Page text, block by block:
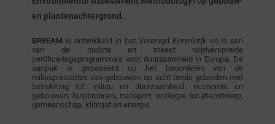
BREEAMis ontwikkeld in het Verenigd Koninkrijk en is een
van de oudste en meest wijdverspreide
certificeringsprogramma’s voor duurzaamheid in Europa. De
aanpak is gebaseerd op het beoordelen van de
milieuprestaties van gebouwen op acht brede gebieden met
betrekking tot milieu en duurzaamheid: economie en
gebouwen, hulpbronnen, transport, ecologie, locatieontwerp,
gemeenschap, klimaat en energie.